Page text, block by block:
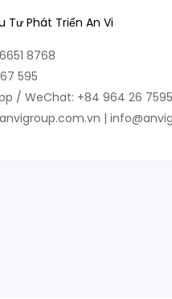
Tư Phát Triển An Vi
8768
595
/ WeChat: +84 964 26 7595
|